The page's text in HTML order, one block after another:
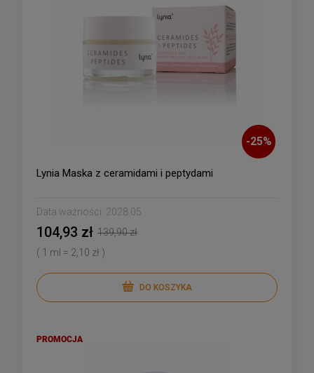
-25%
Lynia Maska z ceramidami i peptydami
Data ważności: 2028.05
104,93 zł 139,90 zł
( 1 ml = 2,10 zł )
DO KOSZYKA
PROMOCJA